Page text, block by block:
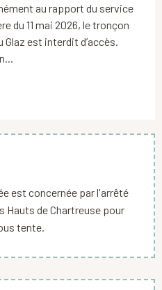
au rapport du service
du 11 mai 2026, le tronçon
Glaz est interdit d’accès.
est concernée par l'arrêté
Hauts de Chartreuse pour
tente.